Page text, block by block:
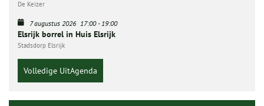
De Keizer
7 augustus 2026 17:00-19:00
Elsrijk borrel in Huis Elsrijk
Stadsdorp Elsrijk
Volledige UitAgenda